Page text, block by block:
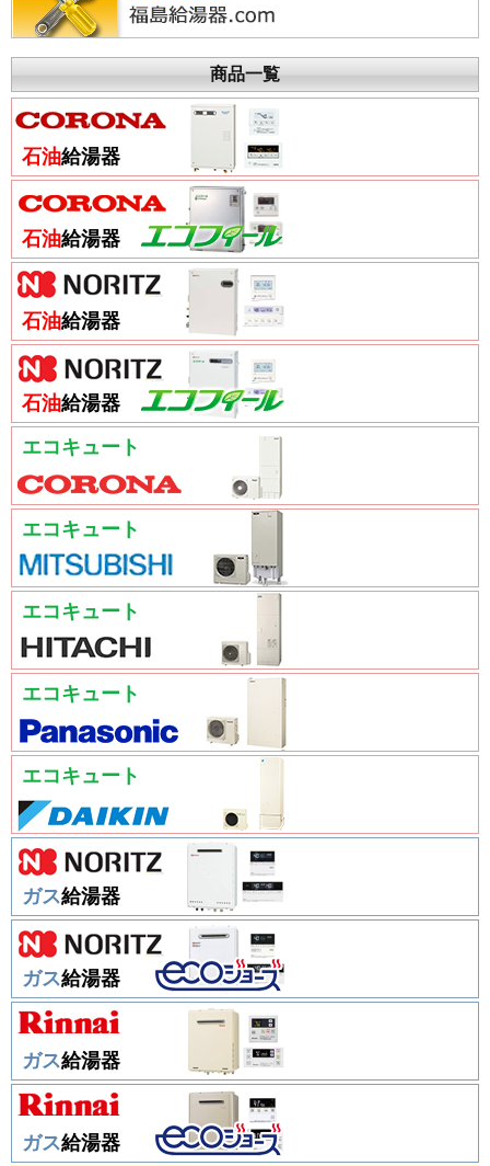
商品一覧
石油給湯器
石油給湯器
石油給湯器
石油給湯器
エコキュート
エコキュート
エコキュート
エコキュート
エコキュート
ガス給湯器
ガス給湯器
ガス給湯器
ガス給湯器